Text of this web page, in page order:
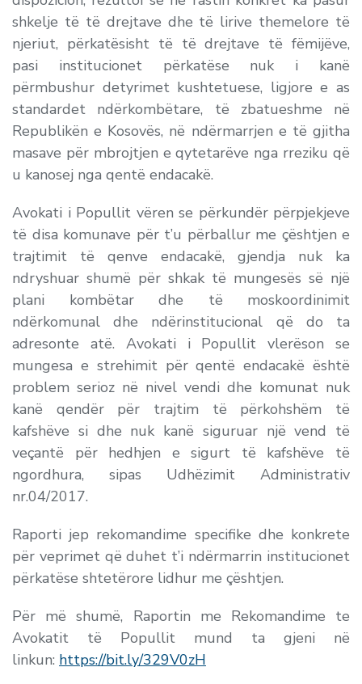
shkelje të të drejtave dhe të lirive themelore të
njeriut, përkatësisht të të drejtave të fëmijëve,
pasi institucionet përkatëse nuk i kanë
përmbushur detyrimet kushtetuese, ligjore e as
standardet ndërkombëtare, të zbatueshme në
Republikën e Kosovës, në ndërmarrjen e të gjitha
masave për mbrojtjen e qytetarëve nga rreziku që
u kanosej nga qentë endacakë.
Avokati i Popullit vëren se përkundër përpjekjeve
të disa komunave për t’u përballur me çështjen e
trajtimit të qenve endacakë, gjendja nuk ka
ndryshuar shumë për shkak të mungesës së një
plani kombëtar dhe të moskoordinimit
ndërkomunal dhe ndërinstitucional që do ta
adresonte atë. Avokati i Popullit vlerëson se
mungesa e strehimit për qentë endacakë është
problem serioz në nivel vendi dhe komunat nuk
kanë qendër për trajtim të përkohshëm të
kafshëve si dhe nuk kanë siguruar një vend të
veçantë për hedhjen e sigurt të kafshëve të
ngordhura, sipas Udhëzimit Administrativ
nr.04/2017.
Raporti jep rekomandime specifike dhe konkrete
për veprimet që duhet t’i ndërmarrin institucionet
përkatëse shtetërore lidhur me çështjen.
Për më shumë, Raportin me Rekomandime te
Avokatit të Popullit mund ta gjeni në
linkun: https://bit.ly/329V0zH